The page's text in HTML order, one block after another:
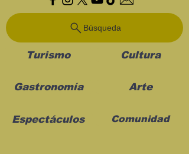
Búsqueda
Turismo Cultura
Gastronomía Arte
Espectáculos Comunidad